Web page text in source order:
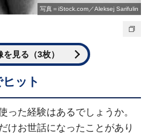
写真＝iStock.com／Aleksej Sarifulin
見る（3枚）
ット
った経験はあるでしょうか。
けお世話になったことがあり